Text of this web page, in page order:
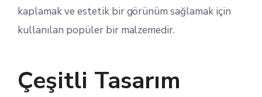
kaplamak ve estetik bir görünüm sağlamak için
kullanılan popüler bir malzemedir.
Çeşitli Tasarım